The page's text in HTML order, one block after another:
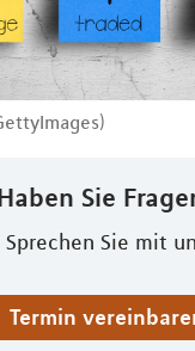
Sie
Sprechen Sie mit
Termin